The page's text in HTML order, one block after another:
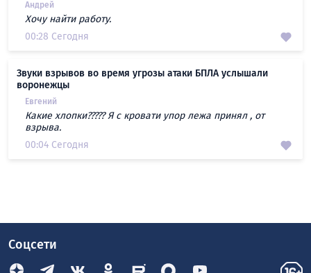
Андрей
Хочу найти работу.
00:28 Сегодня
Звуки взрывов во время угрозы атаки БПЛА услышали
воронежцы
Евгений
Какие хлопки????? Я с кровати упор лежа принял , от
взрыва.
00:04 Сегодня
Соцсети